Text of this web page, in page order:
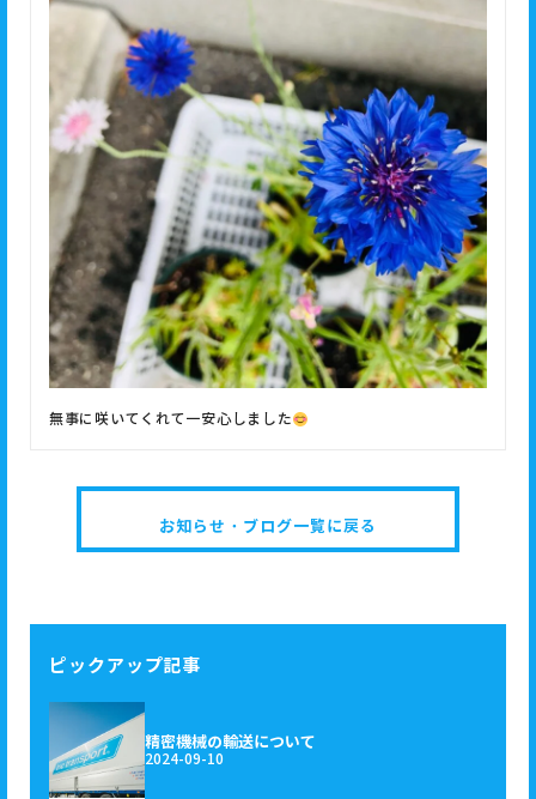
ピックアップ記事
精密機械の輸送について
2024-09-10
無事に咲いてくれて一安心しました
お知らせ・ブログ一覧に戻る